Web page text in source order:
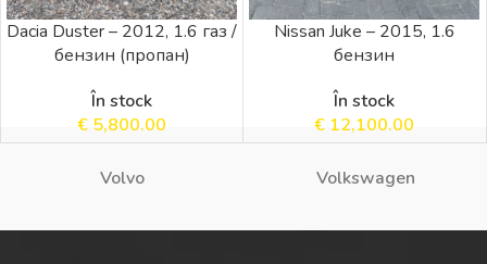
Dacia Duster – 2012, 1.6 газ /
бензин (пропан)
În stock
€ 5,800.00
Nissan Juke – 2015, 1.6
бензин
În stock
€ 12,100.00
Volvo Volkswagen